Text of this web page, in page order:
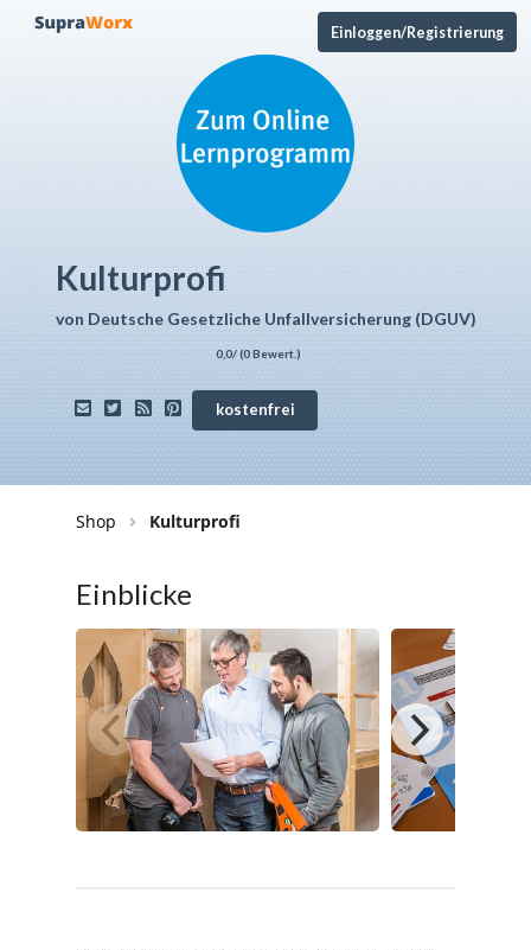
Einloggen/Registrierung
Kulturprofi
von Deutsche Gesetzliche Unfallversicherung (DGUV)
0,0/ (0 Bewert.)
kostenfrei
Shop Kulturprofi
Einblicke